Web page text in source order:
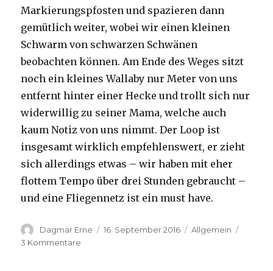
Markierungspfosten und spazieren dann
gemütlich weiter, wobei wir einen kleinen
Schwarm von schwarzen Schwänen
beobachten können. Am Ende des Weges sitzt
noch ein kleines Wallaby nur Meter von uns
entfernt hinter einer Hecke und trollt sich nur
widerwillig zu seiner Mama, welche auch
kaum Notiz von uns nimmt. Der Loop ist
insgesamt wirklich empfehlenswert, er zieht
sich allerdings etwas – wir haben mit eher
flottem Tempo über drei Stunden gebraucht –
und eine Fliegennetz ist ein must have.
Autor
Dagmar Erne
Veröffentlicht
16. September 2016 Kategorien
Allgemein
3 Kommentare